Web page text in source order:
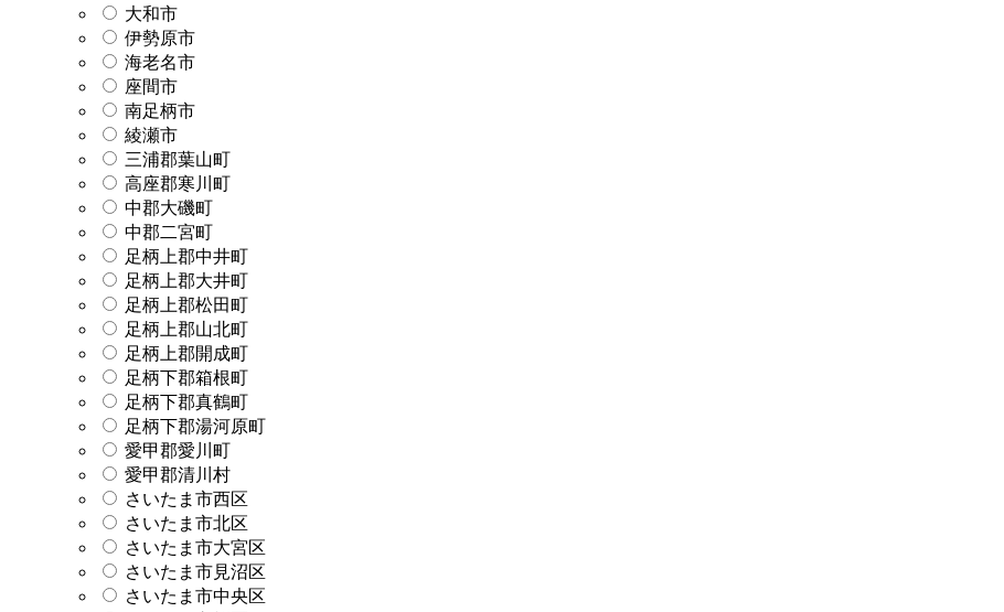
大和市
伊勢原市
海老名市
座間市
南足柄市
綾瀬市
三浦郡葉山町
高座郡寒川町
中郡大磯町
中郡二宮町
足柄上郡中井町
足柄上郡大井町
足柄上郡松田町
足柄上郡山北町
足柄上郡開成町
足柄下郡箱根町
足柄下郡真鶴町
足柄下郡湯河原町
愛甲郡愛川町
愛甲郡清川村
さいたま市西区
さいたま市北区
さいたま市大宮区
さいたま市見沼区
さいたま市中央区